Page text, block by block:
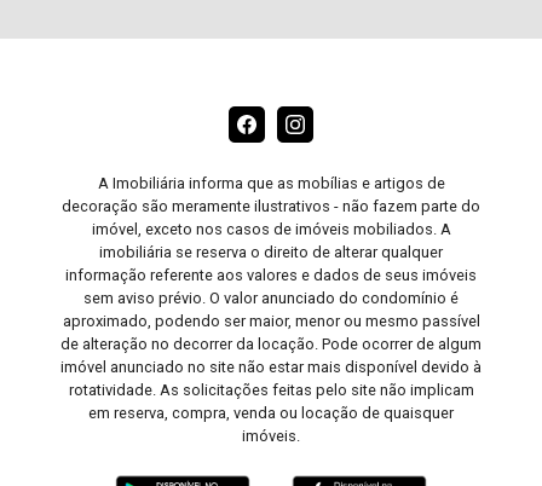
A Imobiliária informa que as mobílias e artigos de
decoração são meramente ilustrativos - não fazem parte do
imóvel, exceto nos casos de imóveis mobiliados. A
imobiliária se reserva o direito de alterar qualquer
informação referente aos valores e dados de seus imóveis
sem aviso prévio. O valor anunciado do condomínio é
aproximado, podendo ser maior, menor ou mesmo passível
de alteração no decorrer da locação. Pode ocorrer de algum
imóvel anunciado no site não estar mais disponível devido à
rotatividade. As solicitações feitas pelo site não implicam
em reserva, compra, venda ou locação de quaisquer
imóveis.